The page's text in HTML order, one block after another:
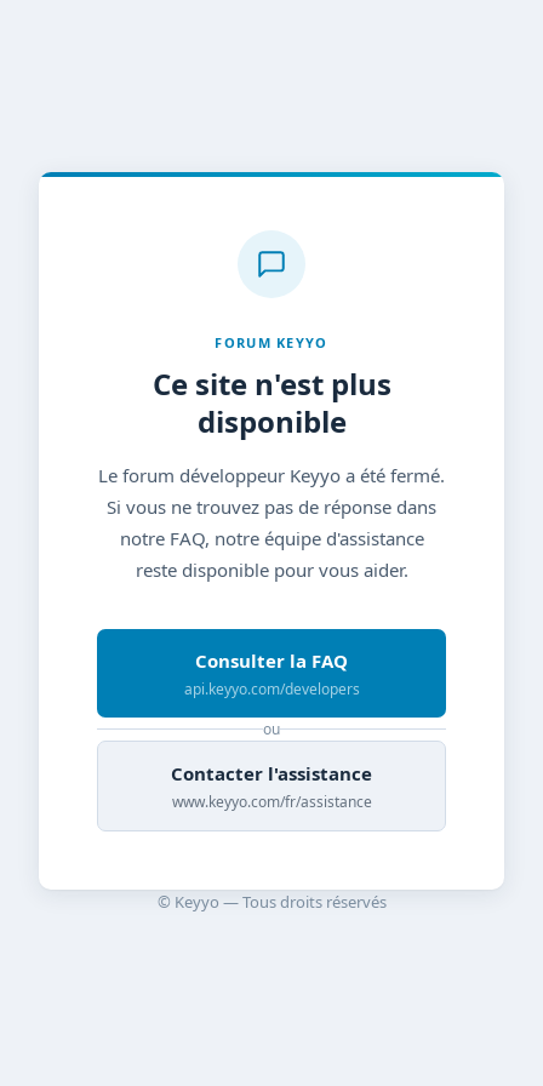
FORUM KEYYO
Ce site n'est plus
disponible
Le forum développeur Keyyo a été fermé.
Si vous ne trouvez pas de réponse dans
notre FAQ, notre équipe d'assistance
reste disponible pour vous aider.
Consulter la FAQ
api.keyyo.com/developers
ou
Contacter l'assistance
www.keyyo.com/fr/assistance
© Keyyo — Tous droits réservés